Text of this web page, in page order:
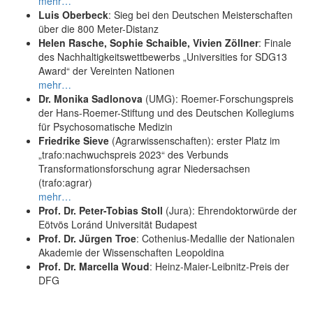
Luis Oberbeck: Sieg bei den Deutschen Meisterschaften
über die 800 Meter-Distanz
Helen Rasche, Sophie Schaible, Vivien Zöllner: Finale
des Nachhaltigkeitswettbewerbs „Universities for SDG13
Award“ der Vereinten Nationen
mehr…
Dr. Monika Sadlonova (UMG): Roemer-Forschungspreis
der Hans-Roemer-Stiftung und des Deutschen Kollegiums
für Psychosomatische Medizin
Friedrike Sieve (Agrarwissenschaften): erster Platz im
„trafo:nachwuchspreis 2023“ des Verbunds
Transformationsforschung agrar Niedersachsen
(trafo:agrar)
mehr…
Prof. Dr. Peter-Tobias Stoll (Jura): Ehrendoktorwürde der
Eötvös Loránd Universität Budapest
Prof. Dr. Jürgen Troe: Cothenius-Medallie der Nationalen
Akademie der Wissenschaften Leopoldina
Prof. Dr. Marcella Woud: Heinz-Maier-Leibnitz-Preis der
DFG